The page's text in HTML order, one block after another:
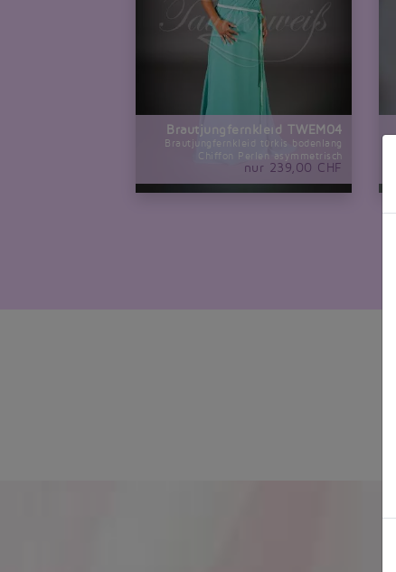
Brautjungfernkleid TWEM04
Brautjungfernkleid türkis bodenlang
Chiffon Perlen asymmetrisch
nur 239,00 CHF